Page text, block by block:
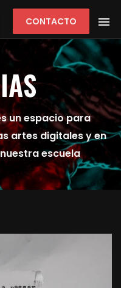
CONTACTO
un espacio para
artes digitales y en
escuela